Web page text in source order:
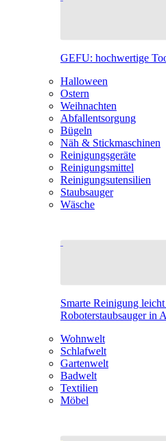
GEFU: hochwertige
Halloween
Ostern
Weihnachten
Abfallentsorgung
Bügeln
Näh & Stickmaschinen
Reinigungsgeräte
Reinigungsmittel
Reinigungsutensilien
Staubsauger
Wäsche
Smarte Reinigung
Roboterstaubsauger in
Wohnwelt
Schlafwelt
Gartenwelt
Badwelt
Textilien
Möbel